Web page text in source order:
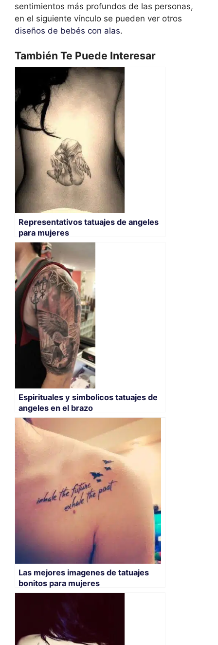
sentimientos más profundos de las personas,
en el siguiente vínculo se pueden ver otros
diseños de bebés con alas.
También Te Puede Interesar
Representativos tatuajes de angeles
para mujeres
Espirituales y simbolicos tatuajes de
angeles en el brazo
Las mejores imagenes de tatuajes
bonitos para mujeres